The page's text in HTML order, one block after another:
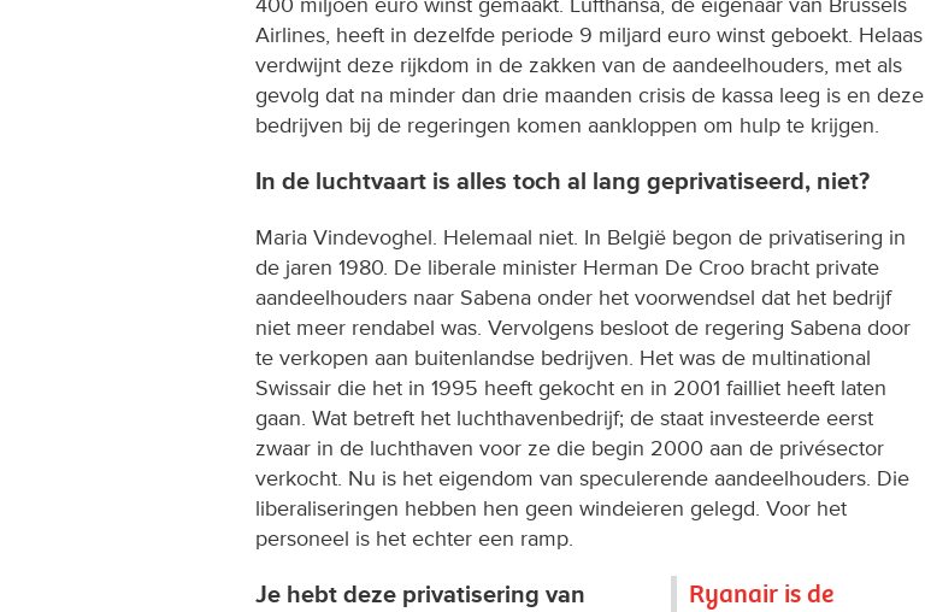
Airlines, heeft in dezelfde periode 9 miljard euro winst geboekt. Helaas
verdwijnt deze rijkdom in de zakken van de aandeelhouders, met als
gevolg dat na minder dan drie maanden crisis de kassa leeg is en deze
bedrijven bij de regeringen komen aankloppen om hulp te krijgen.
In de luchtvaart is alles toch al lang geprivatiseerd, niet?
Maria Vindevoghel. Helemaal niet. In België begon de privatisering in
de jaren 1980. De liberale minister Herman De Croo bracht private
aandeelhouders naar Sabena onder het voorwendsel dat het bedrijf
niet meer rendabel was. Vervolgens besloot de regering Sabena door
te verkopen aan buitenlandse bedrijven. Het was de multinational
Swissair die het in 1995 heeft gekocht en in 2001 failliet heeft laten
gaan. Wat betreft het luchthavenbedrijf; de staat investeerde eerst
zwaar in de luchthaven voor ze die begin 2000 aan de privésector
verkocht. Nu is het eigendom van speculerende aandeelhouders. Die
liberaliseringen hebben hen geen windeieren gelegd. Voor het
personeel is het echter een ramp.
Ryanair is de
Je hebt deze privatisering van